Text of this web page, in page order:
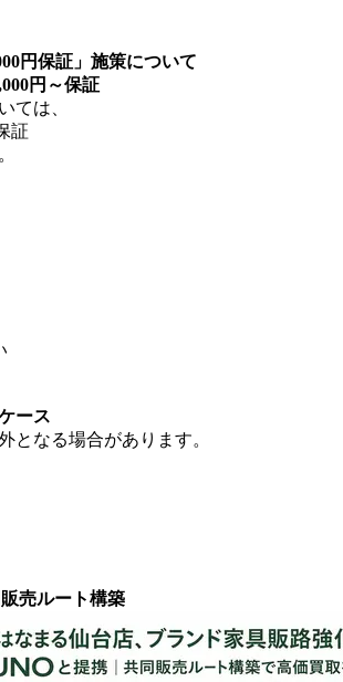
円保証」施策について
円～保証
ては、
証
ース
となる場合があります。
売ルート構築